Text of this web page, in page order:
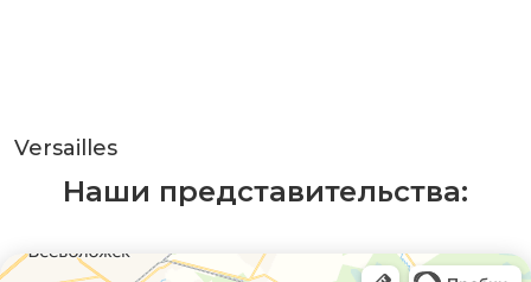
Versailles
Наши представительства: